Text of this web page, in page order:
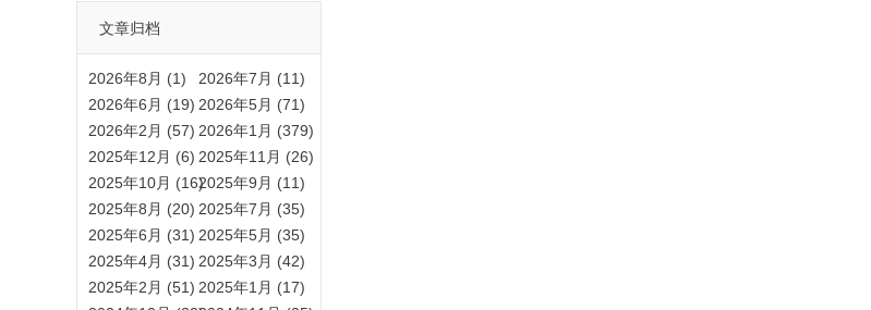
文章归档
2026年8月 (1)
2026年7月 (11)
2026年6月 (19) 2026年5月 (71)
2026年2月 (57) 2026年1月 (379)
2025年12月 (6) 2025年11月 (26)
2025年10月 (16)2025年9月 (11)
2025年8月 (20) 2025年7月 (35)
2025年6月 (31) 2025年5月 (35)
2025年4月 (31) 2025年3月 (42)
2025年2月 (51) 2025年1月 (17)